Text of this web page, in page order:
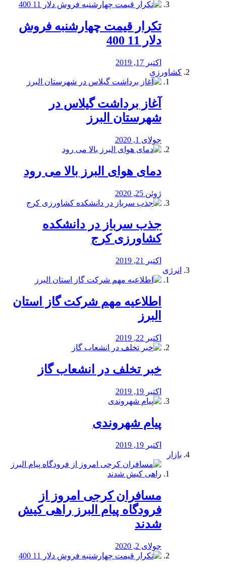
تکرار قیمت چهارشنبه فروش
دلار 11 400
اکتبر 17, 2019
کشاورزی
آغاز برداشت گیلاس در
شهرستان البرز
جولای 1, 2020
دمای هوای البرز بالا می رود
ژوئن 25, 2020
جذب سرباز در دانشکده
کشاورزی کرج
اکتبر 21, 2019
انرژی
️اطلاعیه مهم شرکت گاز استان
البرز
اکتبر 22, 2019
خبر تخلف در انشعاب گاز
اکتبر 19, 2019
پیام شهروندی
اکتبر 19, 2019
بازار
مسافران کرجی امروز از
فرودگاه پیام البرز راهی کیش
شدند
جولای 2, 2020